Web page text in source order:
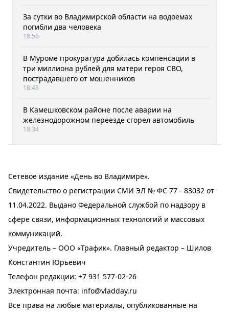
За сутки во Владимирской области на водоемах
погибли два человека
18:56
В Муроме прокуратура добилась компенсации в
три миллиона рублей для матери героя СВО,
пострадавшего от мошенников
18:43
В Камешковском районе после аварии на
железнодорожном переезде сгорел автомобиль
18:34
Сетевое издание «День во Владимире».
Свидетельство о регистрации СМИ ЭЛ № ФС 77 - 83032 от
11.04.2022. Выдано Федеральной службой по надзору в
сфере связи, информационных технологий и массовых
коммуникаций.
Учредитель – ООО «Трафик». Главный редактор – Шилов
Константин Юрьевич
Телефон редакции: +7 931 577-02-26
Электронная почта: info@vladday.ru
Все права на любые материалы, опубликованные на